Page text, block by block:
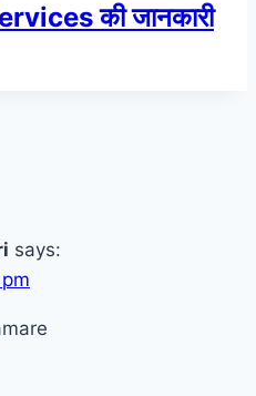
की जानकारी
says: